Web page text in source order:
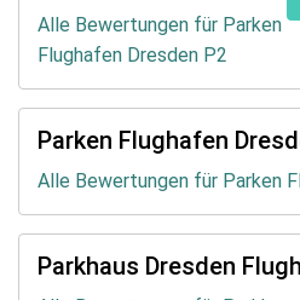
Alle Bewertungen für Parken
Flughafen Dresden P2
Parken Flughafen
Alle Bewertungen für Parken
Parkhaus Dresden